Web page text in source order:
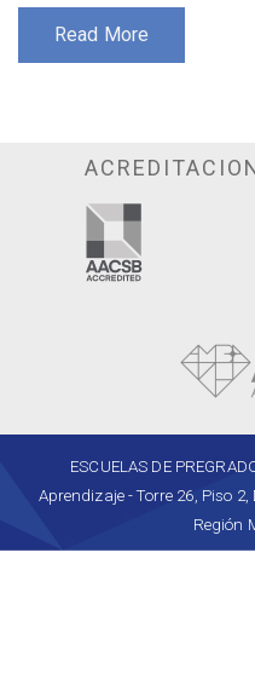
Read More
ESCUELAS DE
Aprendizaje - Torre 26, Piso
Región